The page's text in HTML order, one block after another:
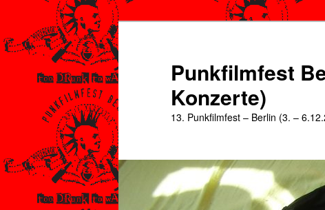
primären
springen
sekundären
springen
Punkfilmfest
Konzerte)
13. Punkfilmfest – Berlin (3. –